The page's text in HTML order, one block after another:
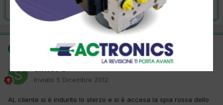
Risolta da simo73, 5 Dicembre 2012
SOLUZIONE
Inviato 5 Dicembre 2012
AL cliente si è indurito lo sterzo e si è accesa la spia rossa dello